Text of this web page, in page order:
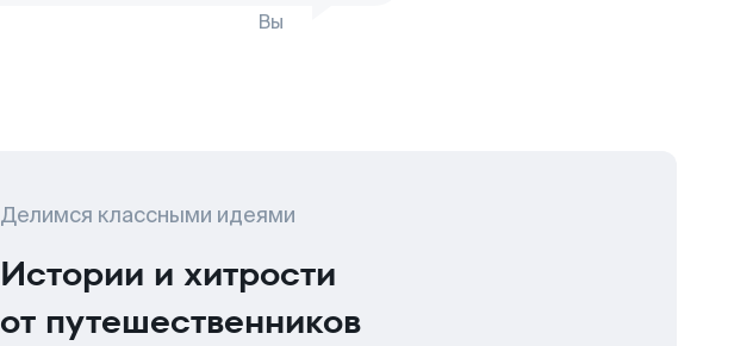
Вы
Делимся классными идеями
Истории и хитрости
от путешественников